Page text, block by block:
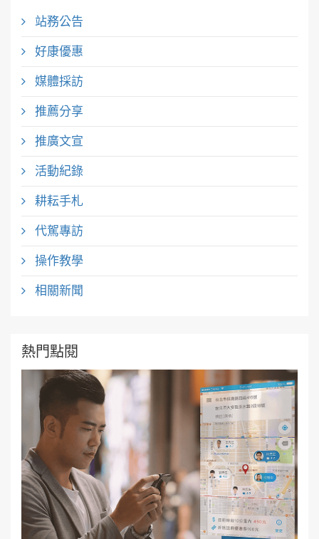
站務公告
好康優惠
媒體採訪
推薦分享
推廣文宣
活動紀錄
耕耘手札
代駕專訪
操作教學
相關新聞
熱門點閱